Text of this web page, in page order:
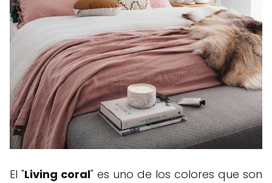
El "Living coral" es uno de los colores que son